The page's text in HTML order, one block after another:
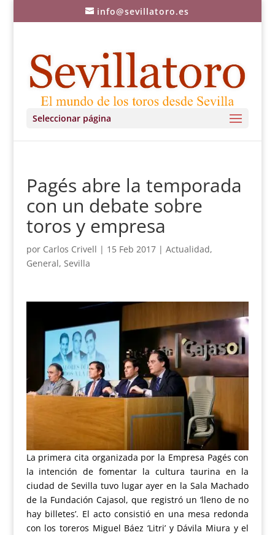
info@sevillatoro.es
Seleccionar página
Pagés abre la temporada
con un debate sobre
toros y empresa
por Carlos Crivell | 15 Feb 2017| Actualidad,
General, Sevilla
La primera cita organizada por la Empresa Pagés con
la intención de fomentar la cultura taurina en la
ciudad de Sevilla tuvo lugar ayer en la Sala Machado
de la Fundación Cajasol, que registró un ‘lleno de no
hay billetes’. El acto consistió en una mesa redonda
con los toreros Miguel Báez ‘Litri’ y Dávila Miura y el